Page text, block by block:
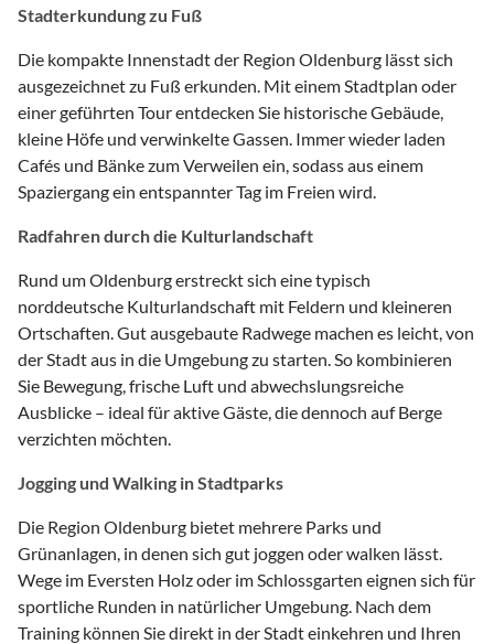
Stadterkundung zu Fuß
Die kompakte Innenstadt der Region Oldenburg lässt sich
ausgezeichnet zu Fuß erkunden. Mit einem Stadtplan oder
einer geführten Tour entdecken Sie historische Gebäude,
kleine Höfe und verwinkelte Gassen. Immer wieder laden
Cafés und Bänke zum Verweilen ein, sodass aus einem
Spaziergang ein entspannter Tag im Freien wird.
Radfahren durch die Kulturlandschaft
Rund um Oldenburg erstreckt sich eine typisch
norddeutsche Kulturlandschaft mit Feldern und kleineren
Ortschaften. Gut ausgebaute Radwege machen es leicht, von
der Stadt aus in die Umgebung zu starten. So kombinieren
Sie Bewegung, frische Luft und abwechslungsreiche
Ausblicke – ideal für aktive Gäste, die dennoch auf Berge
verzichten möchten.
Jogging und Walking in Stadtparks
Die Region Oldenburg bietet mehrere Parks und
Grünanlagen, in denen sich gut joggen oder walken lässt.
Wege im Eversten Holz oder im Schlossgarten eignen sich für
sportliche Runden in natürlicher Umgebung. Nach dem
Training können Sie direkt in der Stadt einkehren und Ihren